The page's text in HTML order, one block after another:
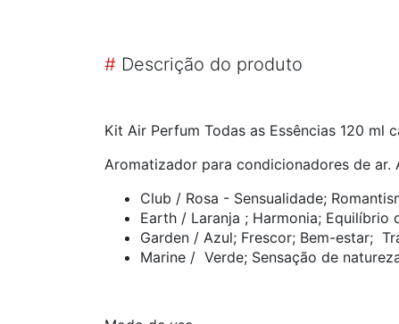
# Descrição do produto
Kit Air Perfum Todas as Essências 120 ml
Aromatizador para condicionadores de ar.
Club / Rosa - Sensualidade;
Earth / Laranja ; Harmonia; Equilíbrio
Garden / Azul; Frescor; Bem-estar;
Marine / Verde; Sensação de